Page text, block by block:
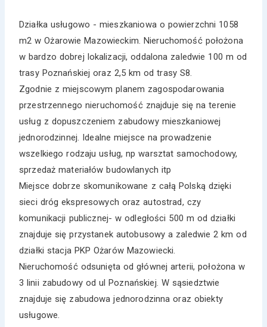
Działka usługowo - mieszkaniowa o powierzchni 1058
m2 w Ożarowie Mazowieckim. Nieruchomość położona
w bardzo dobrej lokalizacji, oddalona zaledwie 100 m od
trasy Poznańskiej oraz 2,5 km od trasy S8.
Zgodnie z miejscowym planem zagospodarowania
przestrzennego nieruchomość znajduje się na terenie
usług z dopuszczeniem zabudowy mieszkaniowej
jednorodzinnej. Idealne miejsce na prowadzenie
wszelkiego rodzaju usług, np warsztat samochodowy,
sprzedaż materiałów budowlanych itp
Miejsce dobrze skomunikowane z całą Polską dzięki
sieci dróg ekspresowych oraz autostrad, czy
komunikacji publicznej- w odległości 500 m od działki
znajduje się przystanek autobusowy a zaledwie 2 km od
działki stacja PKP Ożarów Mazowiecki.
Nieruchomość odsunięta od głównej arterii, położona w
3 linii zabudowy od ul Poznańskiej. W sąsiedztwie
znajduje się zabudowa jednorodzinna oraz obiekty
usługowe.